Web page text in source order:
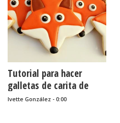
Tutorial para hacer
galletas de carita de
zorro.
Ivette González - 0:00